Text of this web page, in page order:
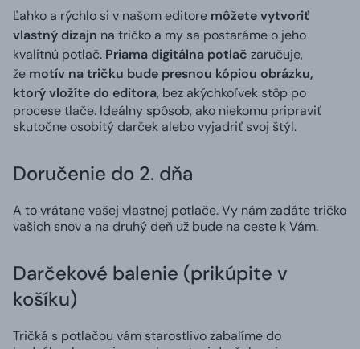
Ľahko a rýchlo si v našom editore môžete vytvoriť
vlastný dizajn na tričko a my sa postaráme o jeho
kvalitnú potlač. Priama digitálna potlač zaručuje,
že motív na tričku bude presnou kópiou obrázku,
ktorý vložíte do editora, bez akýchkoľvek stôp po
procese tlače. Ideálny spôsob, ako niekomu pripraviť
skutočne osobitý darček alebo vyjadriť svoj štýl.
Doručenie do 2. dňa
A to vrátane vašej vlastnej potlače. Vy nám zadáte tričko
vašich snov a na druhý deň už bude na ceste k Vám.
Darčekové balenie (prikúpite v
košíku)
Tričká s potlačou vám starostlivo zabalíme do